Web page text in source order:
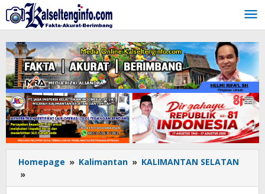
Lewati
ke
konten
Homepage » Kalimantan » KALIMANTAN SELATAN
»
Jamaah